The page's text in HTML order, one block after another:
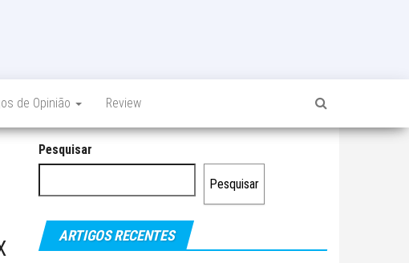
de Opinião Review
Pesquisar
Pesquisar
ARTIGOS RECENTES